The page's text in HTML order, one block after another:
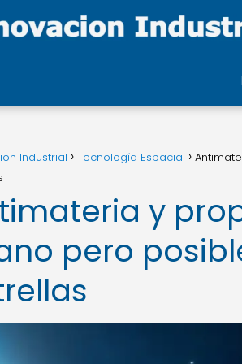
Industrial Tecnología Espacial
y
pero